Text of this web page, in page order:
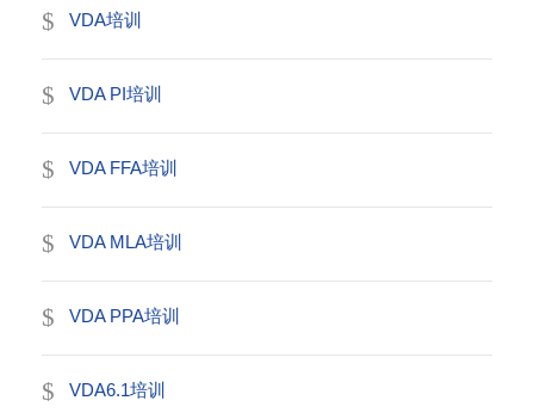
VDA培训
VDA PI培训
VDA FFA培训
VDA MLA培训
VDA PPA培训
VDA6.1培训